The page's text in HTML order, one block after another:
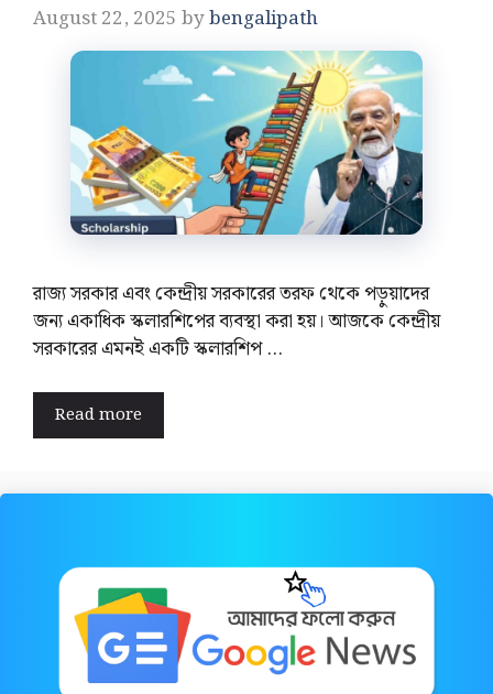
August 22, 2025 bybengalipath
রাজ্য সরকার এবং কেন্দ্রীয় সরকারের তরফ থেকে পড়ুয়াদের
জন্য একাধিক স্কলারশিপের ব্যবস্থা করা হয়। আজকে কেন্দ্রীয়
সরকারের এমনই একটি স্কলারশিপ …
Read more